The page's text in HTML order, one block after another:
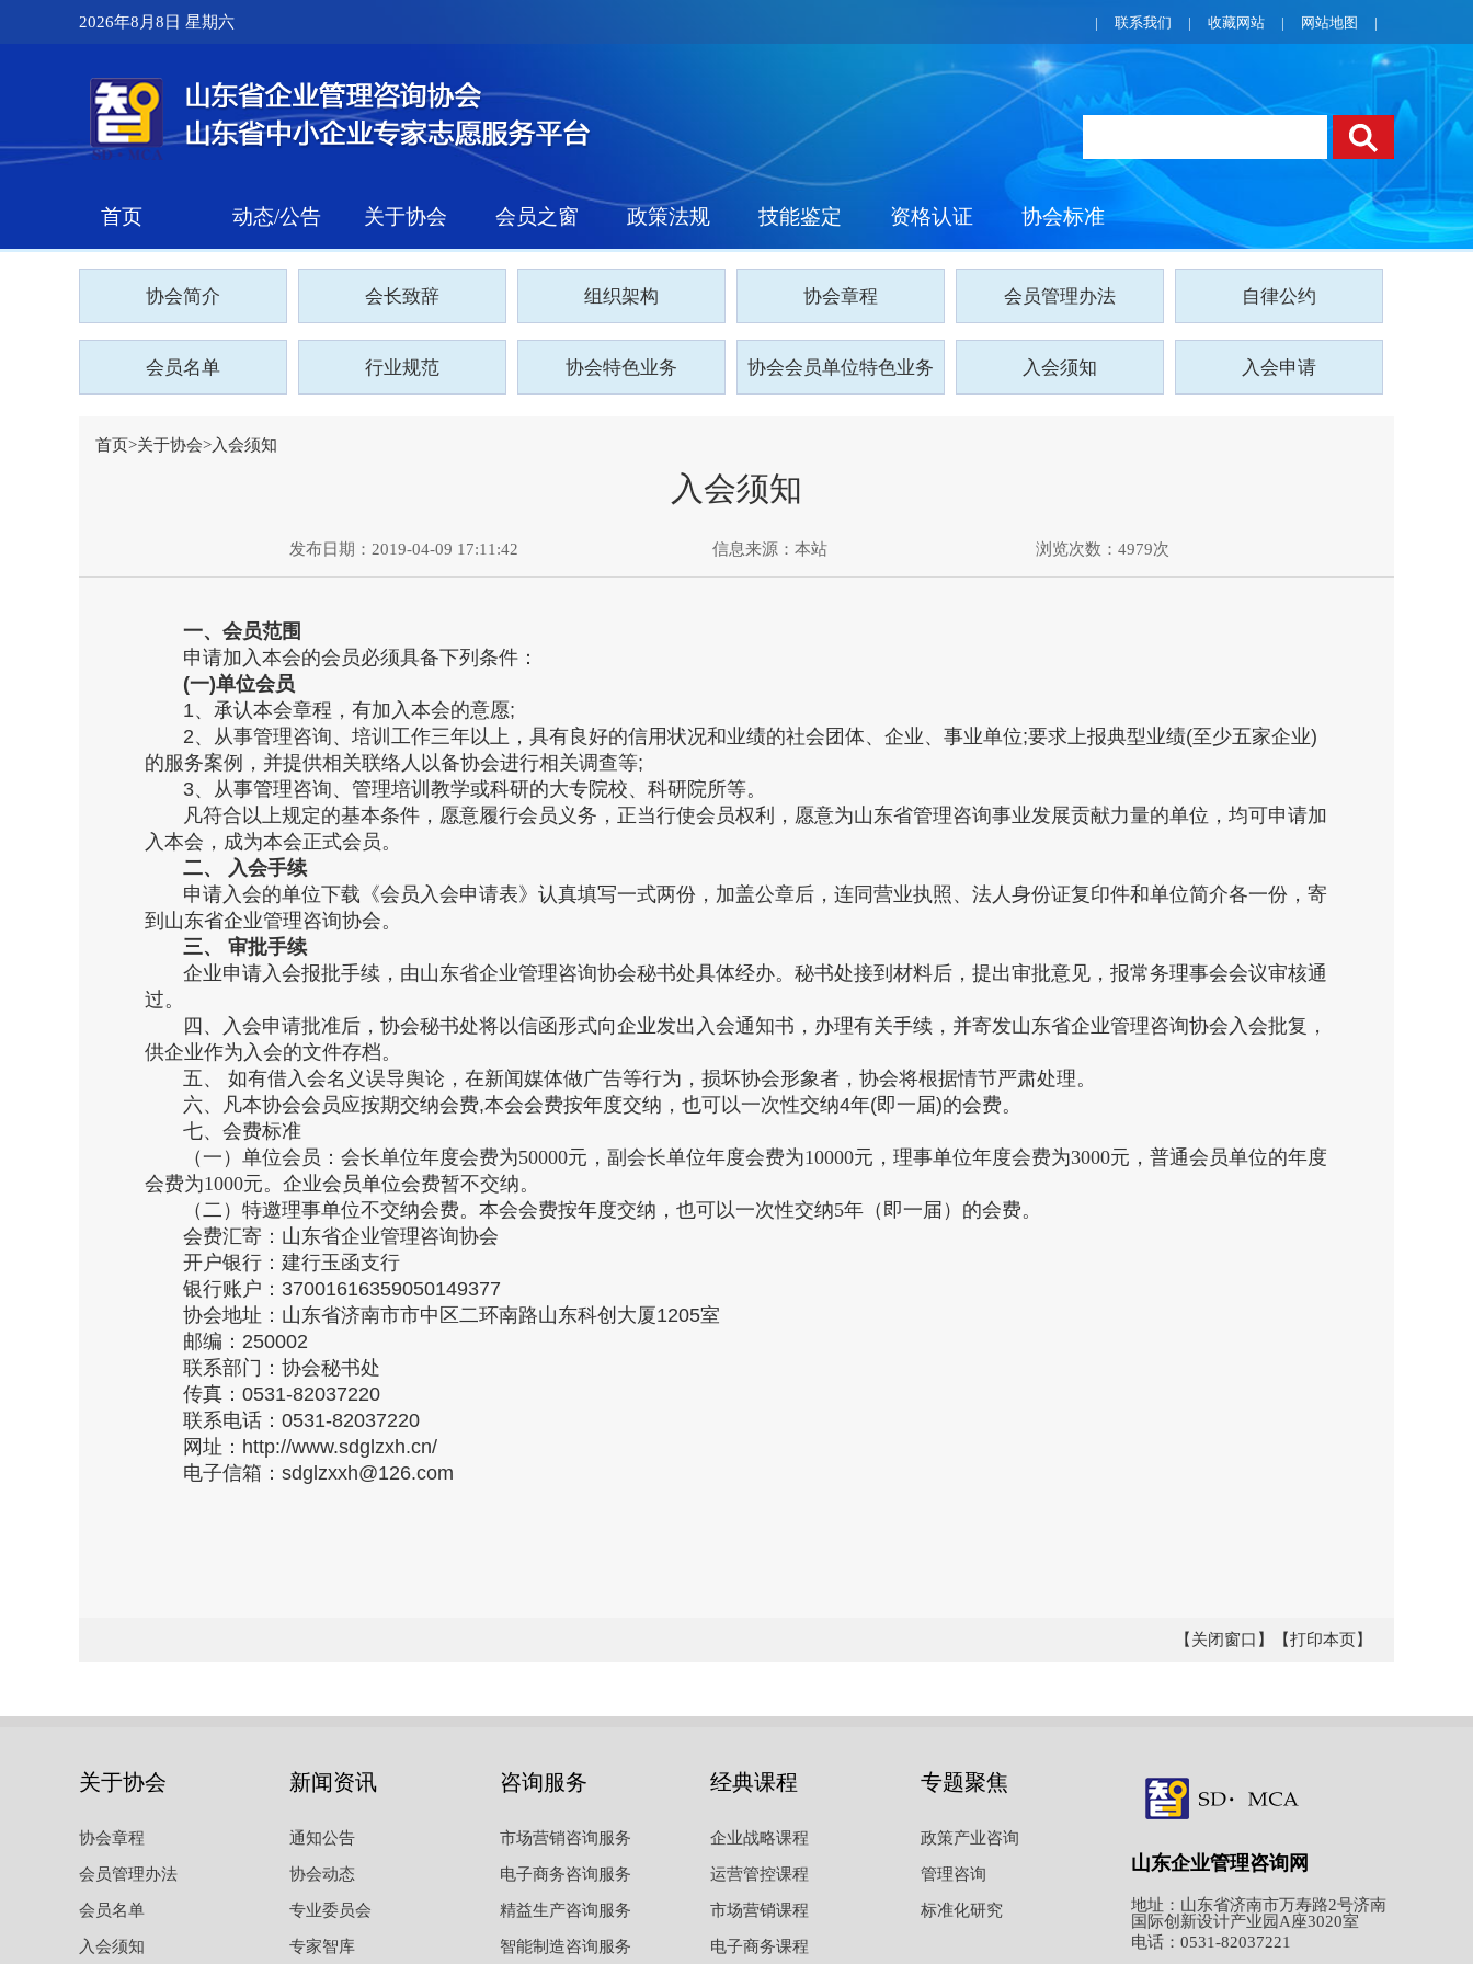
2026年8月8日 星期六 | 联系我们 | 收藏网站 | 网站地图 |
首页 动态/公告 关于协会 会员之窗 政策法规 技能鉴定 资格认证 协会标准
协会简介 会长致辞 组织架构 协会章程 会员管理办法 自律公约
会员名单 行业规范 协会特色业务 协会会员单位特色业务 入会须知 入会申请
首页>关于协会>入会须知
入会须知
发布日期：2019-04-09 17:11:42 信息来源： 本站 浏览次数：4979次
一、会员范围
申请加入本会的会员必须具备下列条件：
(一)单位会员
1、承认本会章程，有加入本会的意愿;
2、从事管理咨询、培训工作三年以上，具有良好的信用状况和业绩的社会团体、企业、事业单位;要求上报典型业绩(至少五家企业)
的服务案例，并提供相关联络人以备协会进行相关调查等;
3、从事管理咨询、管理培训教学或科研的大专院校、科研院所等。
凡符合以上规定的基本条件，愿意履行会员义务，正当行使会员权利，愿意为山东省管理咨询事业发展贡献力量的单位，均可申请加
入本会，成为本会正式会员。
二、 入会手续
申请入会的单位下载《会员入会申请表》认真填写一式两份，加盖公章后，连同营业执照、法人身份证复印件和单位简介各一份，寄
到山东省企业管理咨询协会。
三、 审批手续
企业申请入会报批手续，由山东省企业管理咨询协会秘书处具体经办。秘书处接到材料后，提出审批意见，报常务理事会会议审核通
过。
四、入会申请批准后，协会秘书处将以信函形式向企业发出入会通知书，办理有关手续，并寄发山东省企业管理咨询协会入会批复，
供企业作为入会的文件存档。
五、 如有借入会名义误导舆论，在新闻媒体做广告等行为，损坏协会形象者，协会将根据情节严肃处理。
六、凡本协会会员应按期交纳会费,本会会费按年度交纳，也可以一次性交纳4年(即一届)的会费。
七、会费标准
（一）单位会员：会长单位年度会费为50000元，副会长单位年度会费为10000元，理事单位年度会费为3000元，普通会员单位的年度
会费为1000元。企业会员单位会费暂不交纳。
（二）特邀理事单位不交纳会费。本会会费按年度交纳，也可以一次性交纳5年（即一届）的会费。
会费汇寄：山东省企业管理咨询协会
开户银行：建行玉函支行
银行账户：37001616359050149377
协会地址：山东省济南市市中区二环南路山东科创大厦1205室
邮编：250002
联系部门：协会秘书处
传真：0531-82037220
联系电话：0531-82037220
网址：http://www.sdglzxh.cn/
电子信箱：sdglzxxh@126.com
【打印本页】
【关闭窗口】
关于协会
协会章程
会员管理办法
会员名单
入会须知
新闻资讯
通知公告
协会动态
专业委员会
专家智库
咨询服务
市场营销咨询服务
电子商务咨询服务
精益生产咨询服务
智能制造咨询服务
经典课程
企业战略课程
运营管控课程
市场营销课程
电子商务课程
专题聚焦
政策产业咨询
管理咨询
标准化研究
山东企业管理咨询网
地址：山东省济南市万寿路2号济南
国际创新设计产业园A座3020室
电话：0531-82037221